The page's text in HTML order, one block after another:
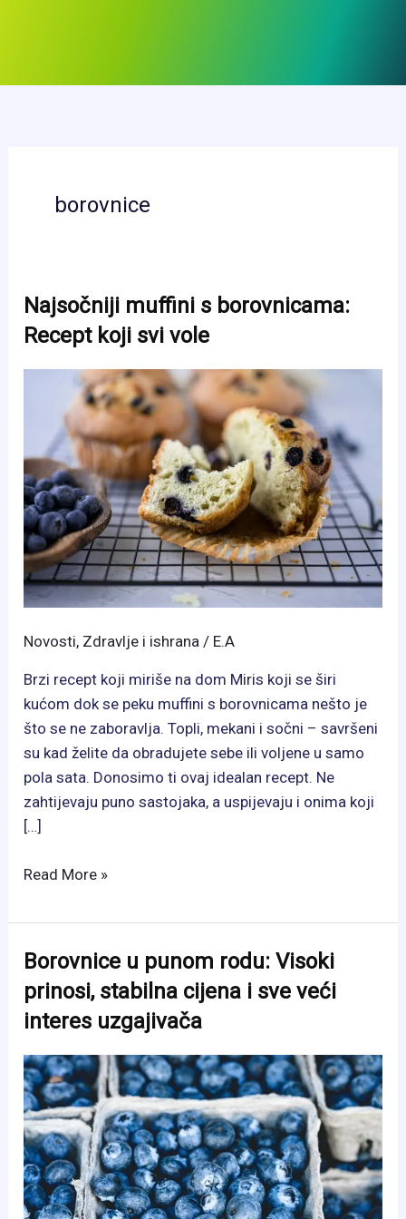
borovnice
Najsočniji muffini s borovnicama:
Recept koji svi vole
Novosti, Zdravlje i ishrana / E.A
Brzi recept koji miriše na dom Miris koji se širi
kućom dok se peku muffini s borovnicama nešto je
što se ne zaboravlja. Topli, mekani i sočni – savršeni
su kad želite da obradujete sebe ili voljene u samo
pola sata. Donosimo ti ovaj idealan recept. Ne
zahtijevaju puno sastojaka, a uspijevaju i onima koji
[…]
Najsočniji
s
Recept
koji
svi
Read More »
Borovnice u punom rodu: Visoki
prinosi, stabilna cijena i sve veći
interes uzgajivača